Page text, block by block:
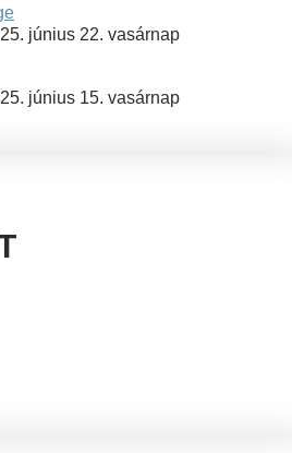
június 22. vasárnap
június 15. vasárnap